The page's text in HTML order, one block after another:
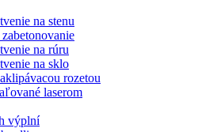
na stenu
na rúru
na sklo
rozetou
laserom
výplní